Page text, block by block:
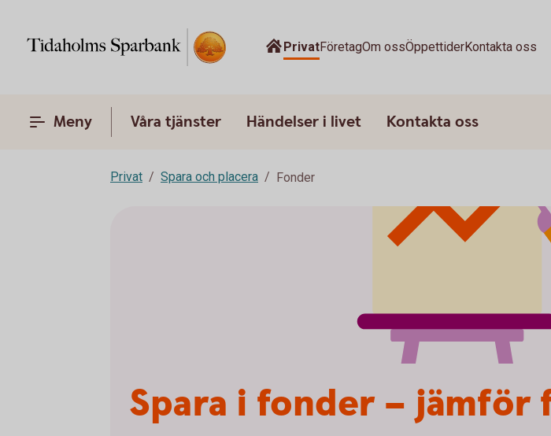
PrivatFöretagOm ossÖppettiderKontakta oss
Meny Våra tjänster Händelser i livet Kontakta oss
Privat Spara och placera Fonder
Spara i fonder –